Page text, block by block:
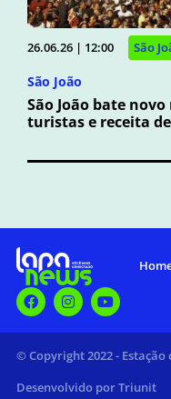
26.06.26 | 12:00 São
São João
São João bate
turistas e receita
© Copyright 2022 -
Desenvolvido por Triunit